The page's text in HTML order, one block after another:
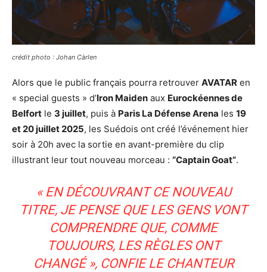
crédit photo : Johan Càrlen
Alors que le public français pourra retrouver AVATAR en
« special guests » d’Iron Maiden aux Eurockéennes de
Belfort le 3 juillet, puis à Paris La Défense Arena les 19
et 20 juillet 2025, les Suédois ont créé l’événement hier
soir à 20h avec la sortie en avant-première du clip
illustrant leur tout nouveau morceau : “Captain Goat”.
« EN DÉCOUVRANT CE NOUVEAU
TITRE, JE PENSE QUE LES GENS VONT
COMPRENDRE QUE, COMME
TOUJOURS, LES RÈGLES ONT
CHANGÉ »,CONFIE LE CHANTEUR